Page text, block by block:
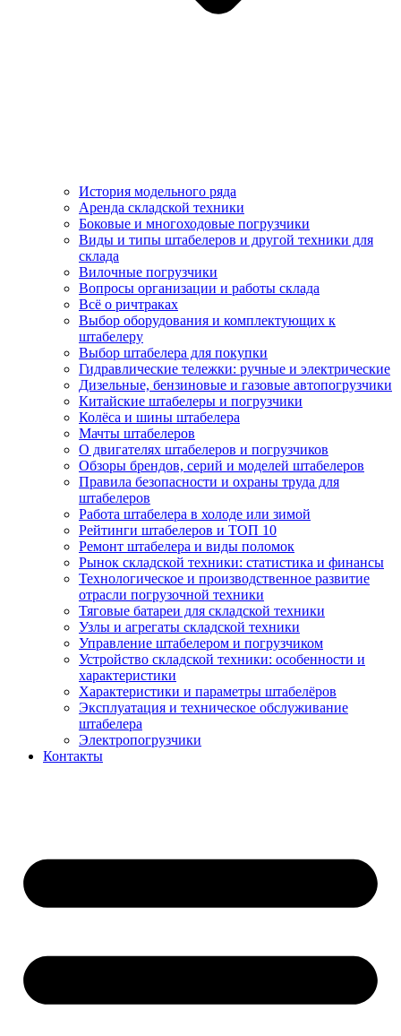
История модельного ряда
Аренда складской техники
Боковые и многоходовые погрузчики
Виды и типы штабелеров и другой техники для
склада
Вилочные погрузчики
Вопросы организации и работы склада
Всё о ричтраках
Выбор оборудования и комплектующих к
штабелеру
Выбор штабелера для покупки
Гидравлические тележки: ручные и электрические
Дизельные, бензиновые и газовые автопогрузчики
Китайские штабелеры и погрузчики
Колёса и шины штабелера
Мачты штабелеров
О двигателях штабелеров и погрузчиков
Обзоры брендов, серий и моделей штабелеров
Правила безопасности и охраны труда для
штабелеров
Работа штабелера в холоде или зимой
Рейтинги штабелеров и ТОП 10
Ремонт штабелера и виды поломок
Рынок складской техники: статистика и финансы
Технологическое и производственное развитие
отрасли погрузочной техники
Тяговые батареи для складской техники
Узлы и агрегаты складской техники
Управление штабелером и погрузчиком
Устройство складской техники: особенности и
характеристики
Характеристики и параметры штабелёров
Эксплуатация и техническое обслуживание
штабелера
Электропогрузчики
Контакты